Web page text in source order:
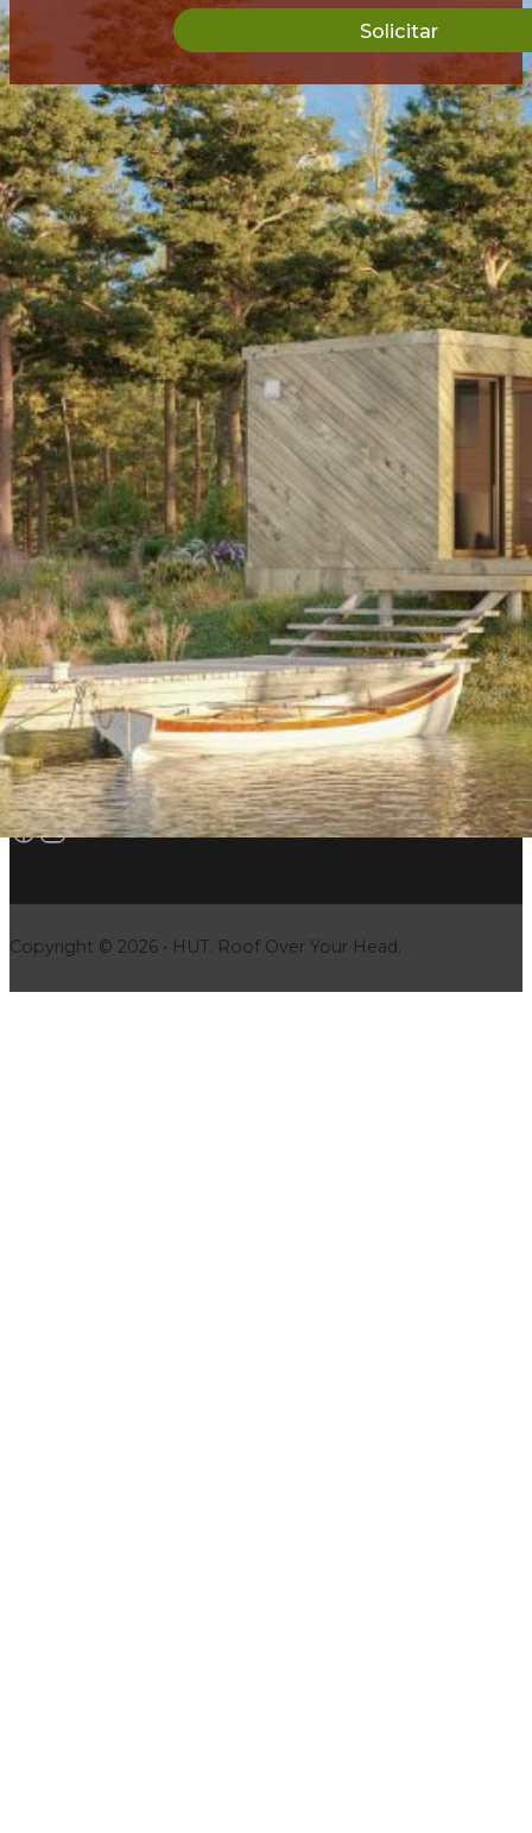
Solicitar
Tammsaare, pueblo de Handimiku 66213
Municipio rural de Rõuge, Võrumaa
Correo electrónico:info@hut.ee
Teléfono:+372 513 8297
Follow us on Facebook
Follow us on Instagram
Links
Contacto
Entrega
ESTO financiación
Fabricación
Inicio
Pago a plazos LHV
Sobre la Empresa
Tecnología 3D
Productos
VallasCasas de JardínCabañas de BarbacoaInvernaderos
Copyright © 2026 • HUT. Roof Over Your Head.